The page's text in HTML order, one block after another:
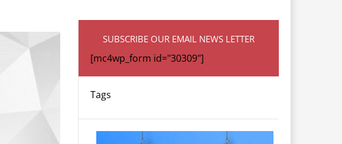
SUBSCRIBE OUR EMAIL NEWS LETTER
[mc4wp_form id="30309"]
Tags